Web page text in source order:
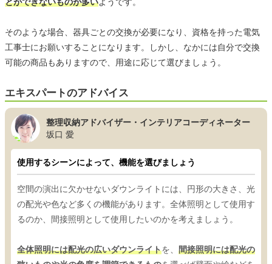
とができないものが多いようです。
そのような場合、器具ごとの交換が必要になり、資格を持った電気
工事士にお願いすることになります。しかし、なかには自分で交換
可能の商品もありますので、用途に応じて選びましょう。
エキスパートのアドバイス
整理収納アドバイザー・インテリアコーディネーター
坂口 愛
使用するシーンによって、機能を選びましょう
空間の演出に欠かせないダウンライトには、円形の大きさ、光
の配光や色など多くの機能があります。全体照明として使用す
るのか、間接照明として使用したいのかを考えましょう。
全体照明には配光の広いダウンライトを、 間接照明には配光の